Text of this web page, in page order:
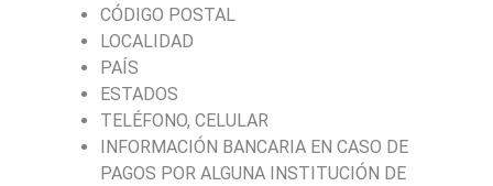
CÓDIGO POSTAL
LOCALIDAD
PAÍS
ESTADOS
TELÉFONO, CELULAR
INFORMACIÓN BANCARIA EN CASO DE
PAGOS POR ALGUNA INSTITUCIÓN DE